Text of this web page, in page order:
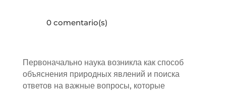
0 comentario(s)
Первоначально наука возникла как способ
объяснения природных явлений и поиска
ответов на важные вопросы, которые